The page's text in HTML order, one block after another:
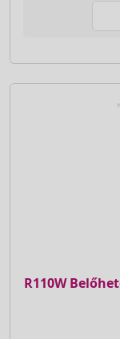
R110W